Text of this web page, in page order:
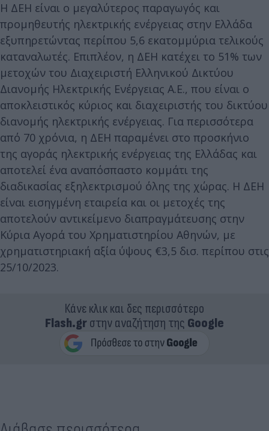
Η ΔΕΗ είναι ο μεγαλύτερος παραγωγός και
προμηθευτής ηλεκτρικής ενέργειας στην Ελλάδα
εξυπηρετώντας περίπου 5,6 εκατομμύρια τελικούς
καταναλωτές. Επιπλέον, η ΔΕΗ κατέχει το 51% των
μετοχών του Διαχειριστή Ελληνικού Δικτύου
Διανομής Ηλεκτρικής Ενέργειας Α.Ε., που είναι ο
αποκλειστικός κύριος και διαχειριστής του δικτύου
διανομής ηλεκτρικής ενέργειας. Για περισσότερα
από 70 χρόνια, η ΔΕΗ παραμένει στο προσκήνιο
της αγοράς ηλεκτρικής ενέργειας της Ελλάδας και
αποτελεί ένα αναπόσπαστο κομμάτι της
διαδικασίας εξηλεκτρισμού όλης της χώρας. Η ΔΕΗ
είναι εισηγμένη εταιρεία και οι μετοχές της
αποτελούν αντικείμενο διαπραγμάτευσης στην
Κύρια Αγορά του Χρηματιστηρίου Αθηνών, με
χρηματιστηριακή αξία ύψους €3,5 δισ. περίπου στις
25/10/2023.
Κάνε κλικ και δες περισσότερο
Flash.grστην αναζήτηση της Google